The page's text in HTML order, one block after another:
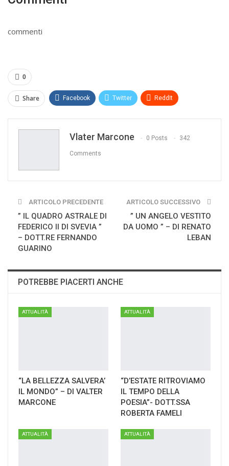
commenti
0
Share Facebook Twitter ReddIt
Vlater Marcone 0 Posts 342
Comments
ARTICOLO PRECEDENTE
” IL QUADRO ASTRALE DI
FEDERICO II DI SVEVIA ”
– DOTT.RE FERNANDO
GUARINO
ARTICOLO SUCCESSIVO
” UN ANGELO VESTITO
DA UOMO ” – DI RENATO
LEBAN
POTREBBE PIACERTI ANCHE
ATTUALITÀ
“LA BELLEZZA SALVERA’
IL MONDO” – DI VALTER
MARCONE
ATTUALITÀ
“D’ESTATE RITROVIAMO
IL TEMPO DELLA
POESIA”- DOTT.SSA
ROBERTA FAMELI
ATTUALITÀ ATTUALITÀ